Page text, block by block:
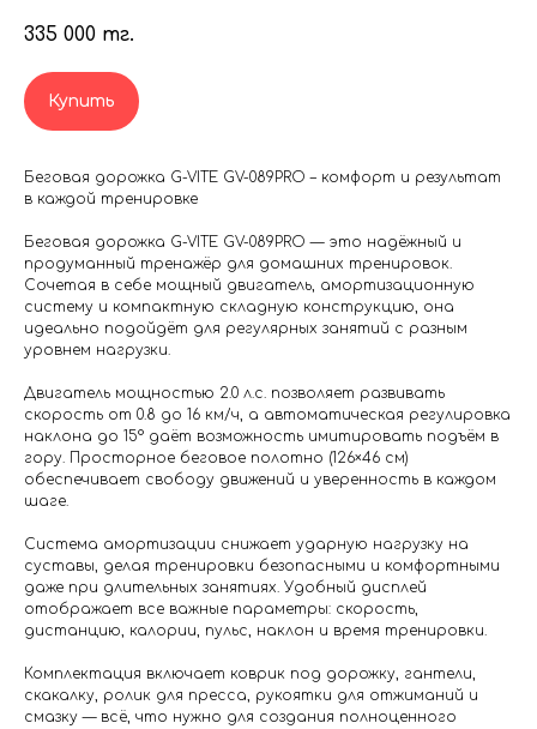
335 000 тг.
Купить
Беговая дорожка G-VITE GV-089PRO – комфорт и результат
в каждой тренировке
Беговая дорожка G-VITE GV-089PRO — это надёжный и
продуманный тренажёр для домашних тренировок.
Сочетая в себе мощный двигатель, амортизационную
систему и компактную складную конструкцию, она
идеально подойдёт для регулярных занятий с разным
уровнем нагрузки.
Двигатель мощностью 2.0 л.с. позволяет развивать
скорость от 0.8 до 16 км/ч, а автоматическая регулировка
наклона до 15° даёт возможность имитировать подъём в
гору. Просторное беговое полотно (126×46 см)
обеспечивает свободу движений и уверенность в каждом
шаге.
Система амортизации снижает ударную нагрузку на
суставы, делая тренировки безопасными и комфортными
даже при длительных занятиях. Удобный дисплей
отображает все важные параметры: скорость,
дистанцию, калории, пульс, наклон и время тренировки.
Комплектация включает коврик под дорожку, гантели,
скакалку, ролик для пресса, рукоятки для отжиманий и
смазку — всё, что нужно для создания полноценного